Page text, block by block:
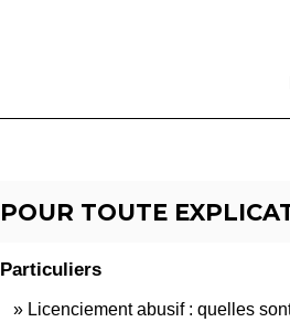
POUR TOUTE
Particuliers
Licenciement abusif : quelles